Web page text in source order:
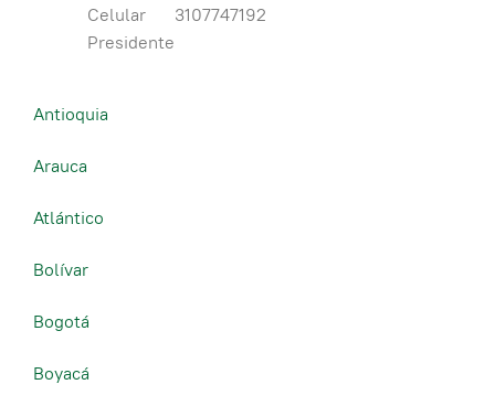
Celular
Presidente
3107747192
Antioquia
Arauca
Atlántico
Bolívar
Bogotá
Boyacá